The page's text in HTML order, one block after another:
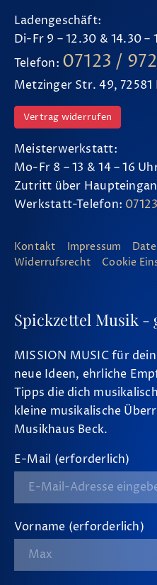
Ladengeschäft:
Di-Fr 9 – 12.30 & 14.30 –
Telefon: 07123 /
Metzinger Str. 49,
Vertrag widerrufen
Meisterwerkstatt:
Mo-Fr 8 – 13 & 14 – 16
Zutritt über
Werkstatt-Telefon:
Kontakt Impressum
Widerrufsrecht
Cookie
Spickzettel Musik -
MISSION MUSIC für
neue Ideen, ehrliche
Tipps die dich
kleine musikalische
Musikhaus Beck.
E-Mail (erforderlich)
Vorname (erforderlich)